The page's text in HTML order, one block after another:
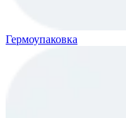
Гермоупаковка